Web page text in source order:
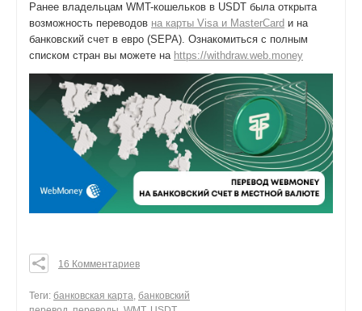
Ранее владельцам WMT-кошельков в USDT была открыта
возможность переводов на карты Visa и MasterCard и на
банковский счет в евро (SEPA). Ознакомиться с полным
списком стран вы можете на https://withdraw.web.money
0
16 Комментариев
Теги: банковская карта, банковский